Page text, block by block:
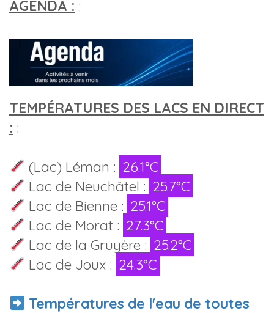
AGENDA : :
TEMPÉRATURES DES LACS EN DIRECT
: :
(Lac) Léman : 26.1°C
Lac de Neuchâtel : 25.7°C
Lac de Bienne : 25.1°C
Lac de Morat : 27.3°C
Lac de la Gruyère : 25.2°C
Lac de Joux : 24.3°C
Températures de l'eau de toutes